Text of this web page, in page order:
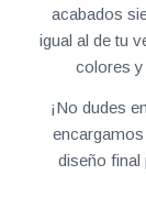
acabados
igual al de tu
colores y
¡No dudes
diseño final